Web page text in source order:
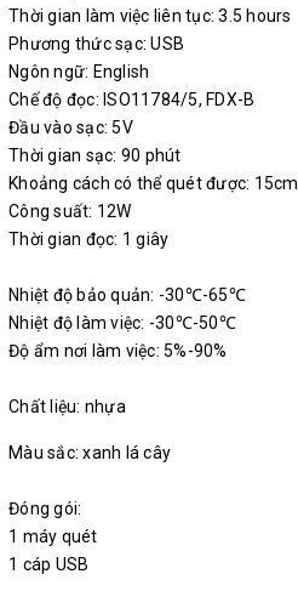
Thời gian làm việc liên tục: 3.5 hours
Phương thức sạc: USB
Ngôn ngữ: English
Chế độ đọc: ISO11784/5, FDX-B
Đầu vào sạc: 5V
Thời gian sạc: 90 phút
Khoảng cách có thể quét được: 15cm
Công suất: 12W
Thời gian đọc: 1 giây
Nhiệt độ bảo quản: -30℃-65℃
Nhiệt độ làm việc: -30℃-50℃
Độ ẩm nơi làm việc: 5%-90%
Chất liệu: nhựa
Màu sắc: xanh lá cây
Đóng gói:
1 máy quét
1 cáp USB